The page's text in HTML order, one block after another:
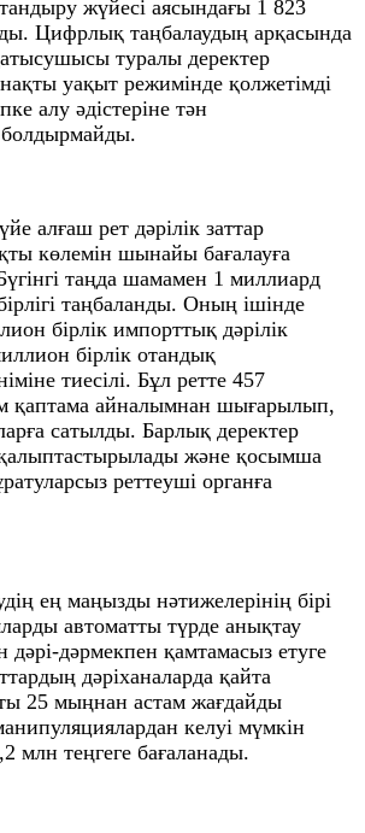
жүйесі аясындағы 1 823
Цифрлық таңбалаудың арқасында
туралы деректер
уақыт режимінде қолжетімді
алу әдістеріне тән
болдырмайды.
алғаш рет дәрілік заттар
көлемін шынайы бағалауға
таңда шамамен 1 миллиард
таңбаланды. Оның ішінде
бірлік импорттық дәрілік
бірлік отандық
тиесілі. Бұл ретте 457
қаптама айналымнан шығарылып,
сатылды. Барлық деректер
және қосымша
реттеуші органға
ең маңызды нәтижелерінің бірі
автоматты түрде анықтау
дәрмекпен қамтамасыз етуге
дәріханаларда қайта
25 мыңнан астам жағдайды
келуі мүмкін
млн теңгеге бағаланады.